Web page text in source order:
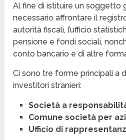
Al fine di istituire un soggetto
necessario affrontare il
autorità fiscali, l’ufficio
pensione e fondi sociali,
conto bancario e di altre
Ci sono tre forme principali a
investitori stranieri:
Società a
Comune società per
Ufficio di